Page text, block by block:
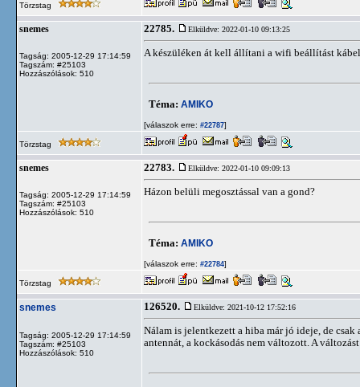
Törzstag
snemes
Tagság: 2005-12-29 17:14:59
Tagszám: #25103
Hozzászólások: 510
22785. Elküldve: 2022-01-10 09:13:25
A készüléken át kell állítani a wifi beállítást
Téma: AMIKO
[válaszok erre: #22787]
Törzstag
snemes
Tagság: 2005-12-29 17:14:59
Tagszám: #25103
Hozzászólások: 510
22783. Elküldve: 2022-01-10 09:09:13
Házon belüli megosztással van a gond?
Téma: AMIKO
[válaszok erre: #22784]
Törzstag
snemes
Tagság: 2005-12-29 17:14:59
Tagszám: #25103
Hozzászólások: 510
126520. Elküldve: 2021-10-12 17:52:16
Nálam is jelentkezett a hiba már jó ideje, de
antennát, a kockásodás nem változott. A